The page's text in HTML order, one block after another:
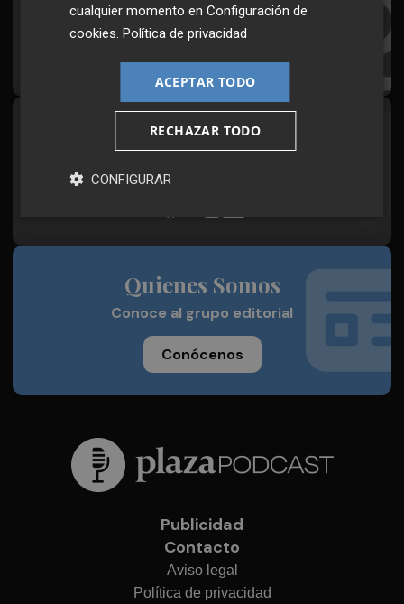
Todos los días a primera hora en tu email
Síguenos en redes
Quienes Somos
Conoce al grupo editorial
Conócenos
Publicidad
Contacto
Aviso legal
Política de privacidad
cualquier momento enConfiguración de
cookies .Política de privacidad
ACEPTAR TODO
RECHAZAR TODO
CONFIGURAR